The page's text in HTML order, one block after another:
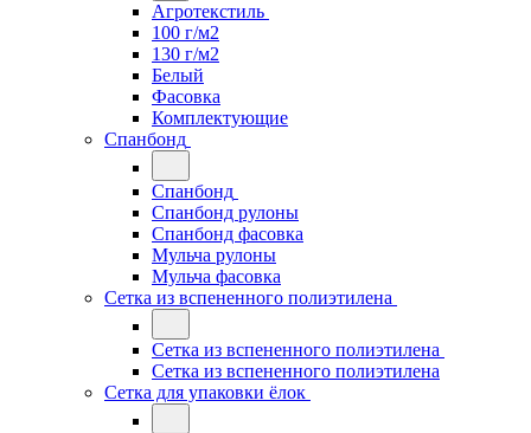
Агротекстиль
100 г/м2
130 г/м2
Белый
Фасовка
Комплектующие
Спанбонд
Спанбонд
Спанбонд рулоны
Спанбонд фасовка
Мульча рулоны
Мульча фасовка
Сетка из вспененного полиэтилена
Сетка из вспененного полиэтилена
Сетка из вспененного полиэтилена
Сетка для упаковки ёлок